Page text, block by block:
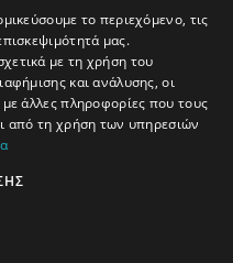
Cookies (ΕΕ)
το περιεχόμενο, τις
μας.
με τη χρήση του
και ανάλυσης, οι
άλλες πληροφορίες που τους
από τη χρήση των υπηρεσιών